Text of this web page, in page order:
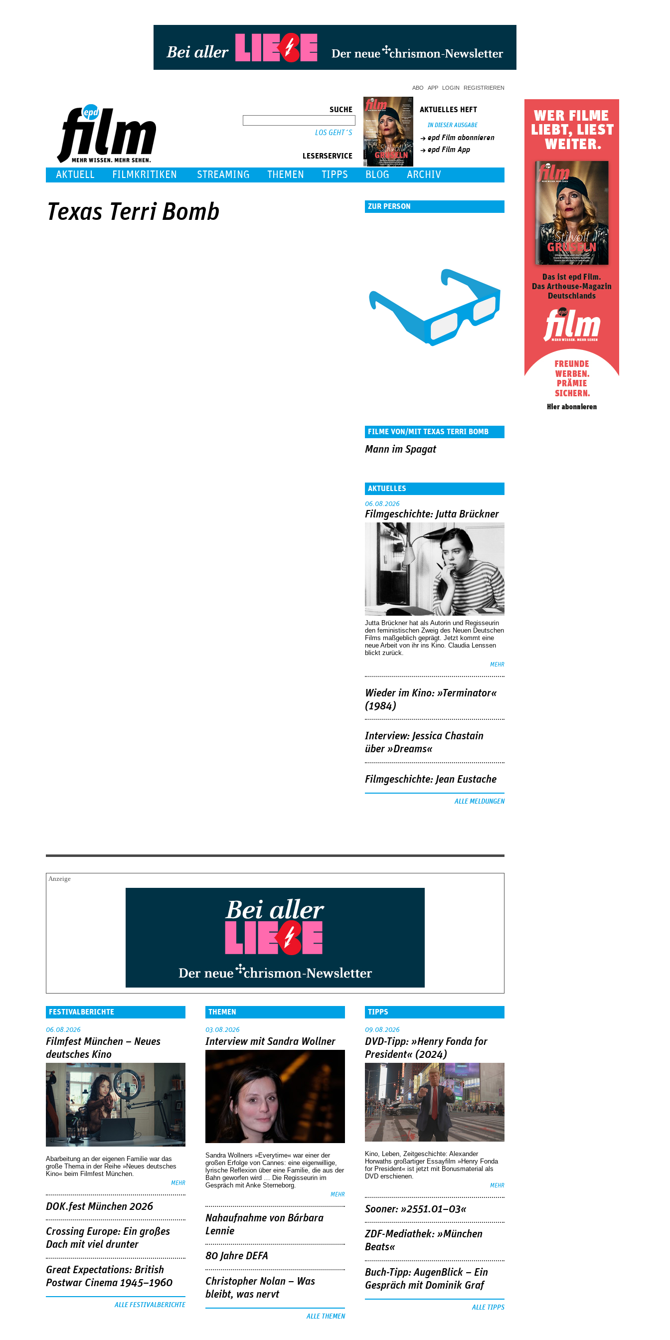
ABO APP LOGIN REGISTRIEREN
SUCHE
LESERSERVICE
AKTUELLES HEFT
IN DIESER AUSGABE
epd Film abonnieren
epd Film App
AKTUELL FILMKRITIKEN STREAMING THEMEN TIPPS BLOG ARCHIV
Texas Terri Bomb ZUR PERSON
FILME VON/MIT TEXAS TERRI BOMB
Mann im Spagat
AKTUELLES
06.08.2026
Filmgeschichte: Jutta Brückner
Jutta Brückner hat als Autorin und Regisseurin
den feministischen Zweig des Neuen Deutschen
Films maßgeblich geprägt. Jetzt kommt eine
neue Arbeit von ihr ins Kino. Claudia Lenssen
blickt zurück.
MEHR
Wieder im Kino: »Terminator«
(1984)
Interview: Jessica Chastain
über »Dreams«
Filmgeschichte: Jean Eustache
ALLE MELDUNGEN
FESTIVALBERICHTE
06.08.2026
Filmfest München – Neues
deutsches Kino
Abarbeitung an der eigenen Familie war das
große Thema in der Reihe »Neues deutsches
Kino« beim Filmfest München.
MEHR
DOK.fest München 2026
Crossing Europe: Ein großes
Dach mit viel drunter
Great Expectations: British
Postwar Cinema 1945–1960
ALLE FESTIVALBERICHTE
THEMEN
03.08.2026
Interview mit Sandra Wollner
Sandra Wollners »Everytime« war einer der
großen Erfolge von Cannes: eine eigenwillige,
lyrische Reflexion über eine ­Familie, die aus der
Bahn geworfen wird … Die Regisseurin im
Gespräch mit Anke Sterneborg.
MEHR
Nahaufnahme von Bárbara
Lennie
80 Jahre DEFA
Christopher Nolan – Was
bleibt, was nervt
ALLE THEMEN
TIPPS
09.08.2026
DVD-Tipp: »Henry Fonda for
President« (2024)
Kino, Leben, Zeitgeschichte: Alexander
Horwaths großartiger Essayfilm »Henry Fonda
for President« ist jetzt mit Bonusmaterial als
DVD erschienen.
MEHR
Sooner: »2551.01–03«
ZDF-Mediathek: »München
Beats«
Buch-Tipp: AugenBlick – Ein
Gespräch mit Dominik Graf
ALLE TIPPS